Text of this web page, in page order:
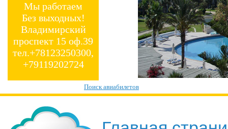
Мы работаем
Без выходных!
Владимирский
проспект 15 оф.39
тел.+78123250300,
+79119202724
Поиск авиабилетов